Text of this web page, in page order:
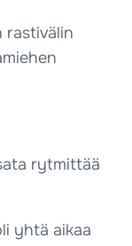
rastivälin
rytmittää
yhtä aikaa